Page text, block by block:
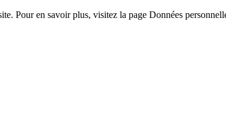
Pour en savoir plus, visitez la page Données